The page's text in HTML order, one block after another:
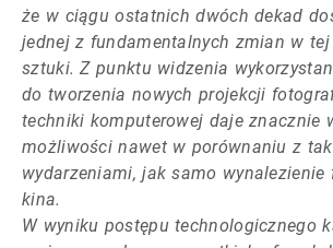
że w ciągu ostatnich dwóch dekad
jednej z fundamentalnych zmian w
sztuki. Z punktu widzenia
do tworzenia nowych projekcji
techniki komputerowej daje znacznie
możliwości nawet w porównaniu z
wydarzeniami, jak samo
kina.
W wyniku postępu technologicznego